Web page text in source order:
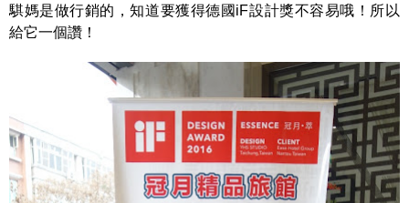
騏媽是做行銷的，知道要獲得德國iF設計獎不容易哦！所以
給它一個讚！